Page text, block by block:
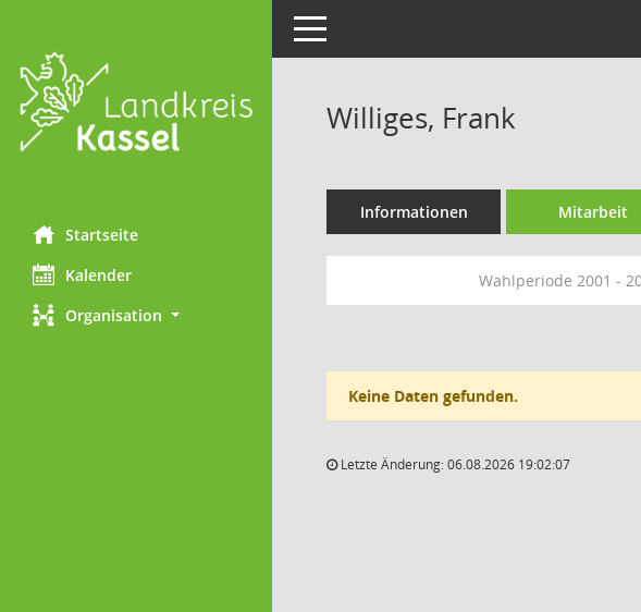
Startseite
Kalender
Organisation
Toggle navigation
Williges, Frank
Informationen Mitarbeit
Wahlperiode 2001 -
Keine Daten gefunden.
Letzte Änderung: 06.08.2026 19:02:07